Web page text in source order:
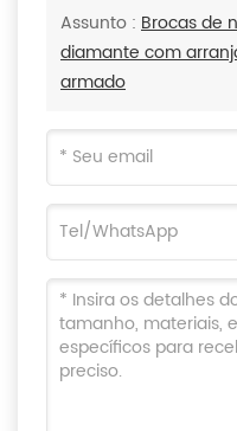
Assunto : Brocas de
diamante com
armado